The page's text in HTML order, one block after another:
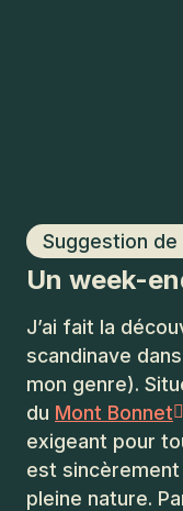
Suggestion de
Un week-
J’ai fait la
scandinave
mon genre).
du Mont Bonnet
exigeant pour
est
pleine nature.